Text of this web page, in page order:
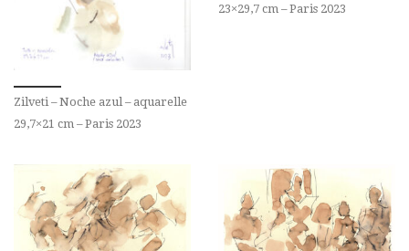
Zilveti – Noche azul – aquarelle
29,7×21 cm – Paris 2023
23×29,7 cm – Paris 2023